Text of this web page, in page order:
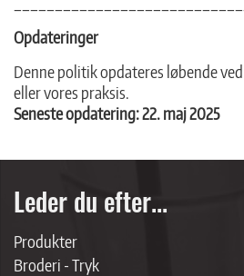
Opdateringer
Denne politik opdateres løbende
eller vores praksis.
Seneste opdatering: 22. maj 2025
Leder du efter...
Produkter
Broderi - Tryk